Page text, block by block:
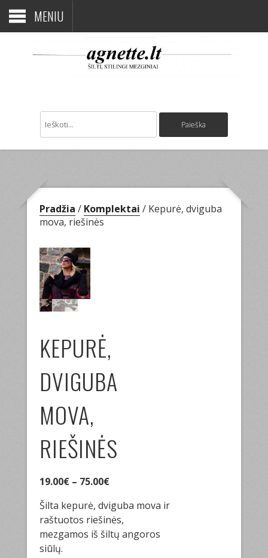
MENIU
Pradžia / Komplektai / Kepurė, dviguba
mova, riešinės
KEPURĖ,
DVIGUBA
MOVA,
RIEŠINĖS
19.00€ – 75.00€
Šilta kepurė, dviguba mova ir
raštuotos riešinės,
mezgamos iš šiltų angoros
siūlų.